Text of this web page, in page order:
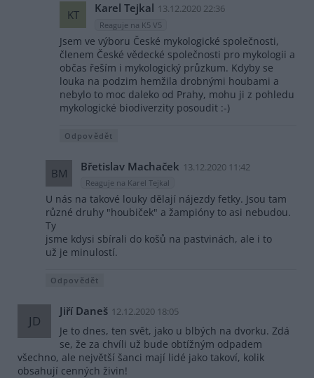
KT Karel Tejkal 13.12.2020 22:36
Reaguje na K5 V5
Jsem ve výboru České mykologické společnosti,
členem České vědecké společnosti pro mykologii a
občas řeším i mykologický průzkum. Kdyby se
louka na podzim hemžila drobnými houbami a
nebylo to moc daleko od Prahy, mohu ji z pohledu
mykologické biodiverzity posoudit :-)
Odpovědět
BM Břetislav Machaček 13.12.2020 11:42
Reaguje na Karel Tejkal
U nás na takové louky dělají nájezdy fetky. Jsou tam
různé druhy "houbiček" a žampióny to asi nebudou.
Ty
jsme kdysi sbírali do košů na pastvinách, ale i to
už je minulostí.
Odpovědět
JD
Jiří Daneš 12.12.2020 18:05
Je to dnes, ten svět, jako u blbých na dvorku. Zdá
se, že za chvíli už bude obtížným odpadem
všechno, ale největší šanci mají lidé jako takoví, kolik
obsahují cenných živin!